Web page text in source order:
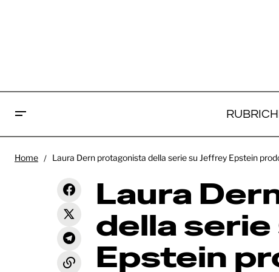
Amarga Navidad: online il teaser
Pedro Almodóvar
da
Home Laura Dern protagonista della serie su Jeffrey Epstein
Laura
della
Epstein